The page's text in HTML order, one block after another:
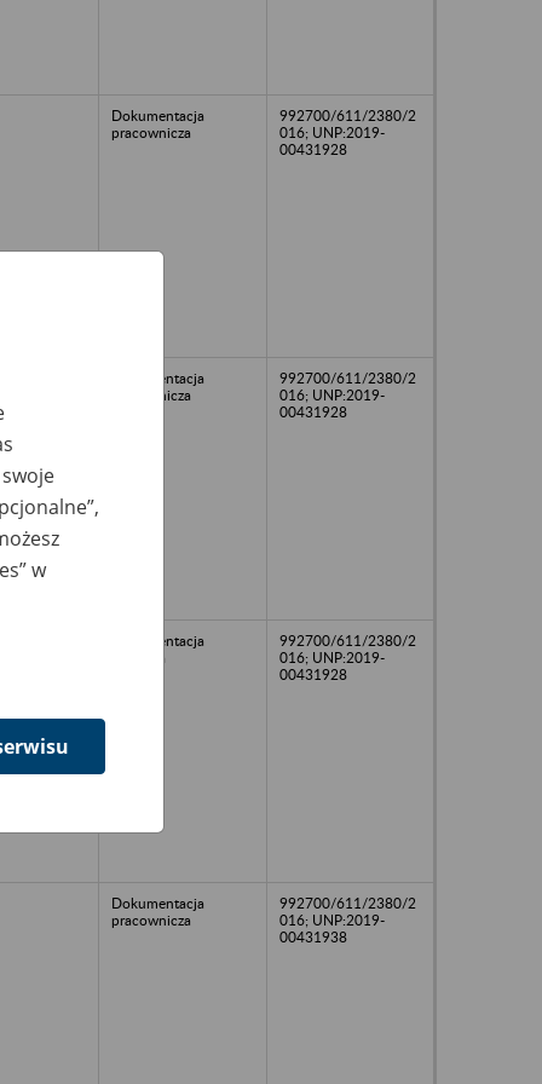
Dokumentacja
pracownicza
992700/611/2380/2
016; UNP:2019-
00431928
Dokumentacja
pracownicza
992700/611/2380/2
016; UNP:2019-
00431928
Dokumentacja
992700/611/2380/2
016; UNP:2019-
00431928
Dokumentacja
pracownicza
992700/611/2380/2
016; UNP:2019-
00431938
w